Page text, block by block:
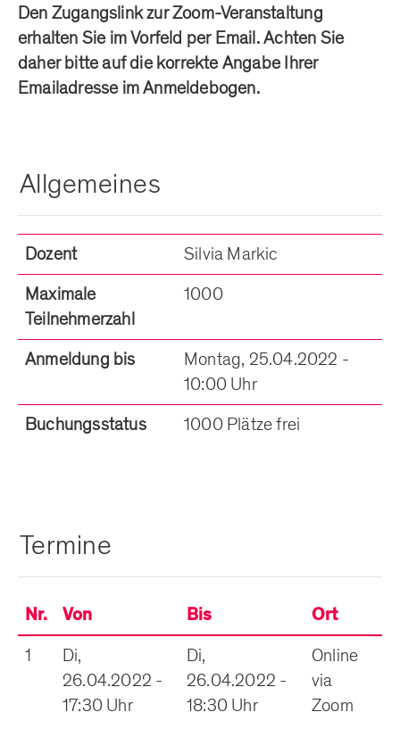
Den Zugangslink zur Zoom-Veranstaltung
erhalten Sie im Vorfeld per Email. Achten Sie
daher bitte auf die korrekte Angabe Ihrer
Emailadresse im Anmeldebogen.
Allgemeines
Dozent
Silvia Markic
Maximale
Teilnehmerzahl
1000
Anmeldung bis
Montag, 25.04.2022 -
10:00 Uhr
Buchungsstatus
1000 Plätze frei
Termine
Nr. Von Bis
Ort
1
Di,
26.04.2022 -
17:30 Uhr
Di,
26.04.2022 -
18:30 Uhr
Online
via
Zoom